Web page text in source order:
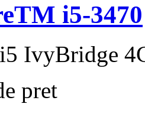
i5-3470
IvyBridge
pret